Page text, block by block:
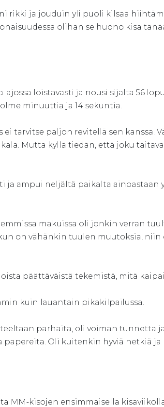
rikki ja jouduin yli puoli kilsaa
olihan se huono kisa
loistavasti ja nousi sijalta 56
minuuttia ja 14 sekuntia.
ei tarvitse paljon revitellä sen kanssa.
Mutta kyllä tiedän, että joku
ja ampui neljältä paikalta ainoastaan
makuissa oli jonkin verran
on vähänkin tuulen muutoksia, niin
päättäväistä tekemistä, mitä
kuin lauantain pikakilpailussa.
parhaita, oli voiman tunnetta
Oli kuitenkin hyviä hetkiä ja
MM-kisojen ensimmäisellä